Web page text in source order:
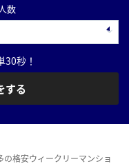
数
秒！
する
格安ウィークリーマンショ